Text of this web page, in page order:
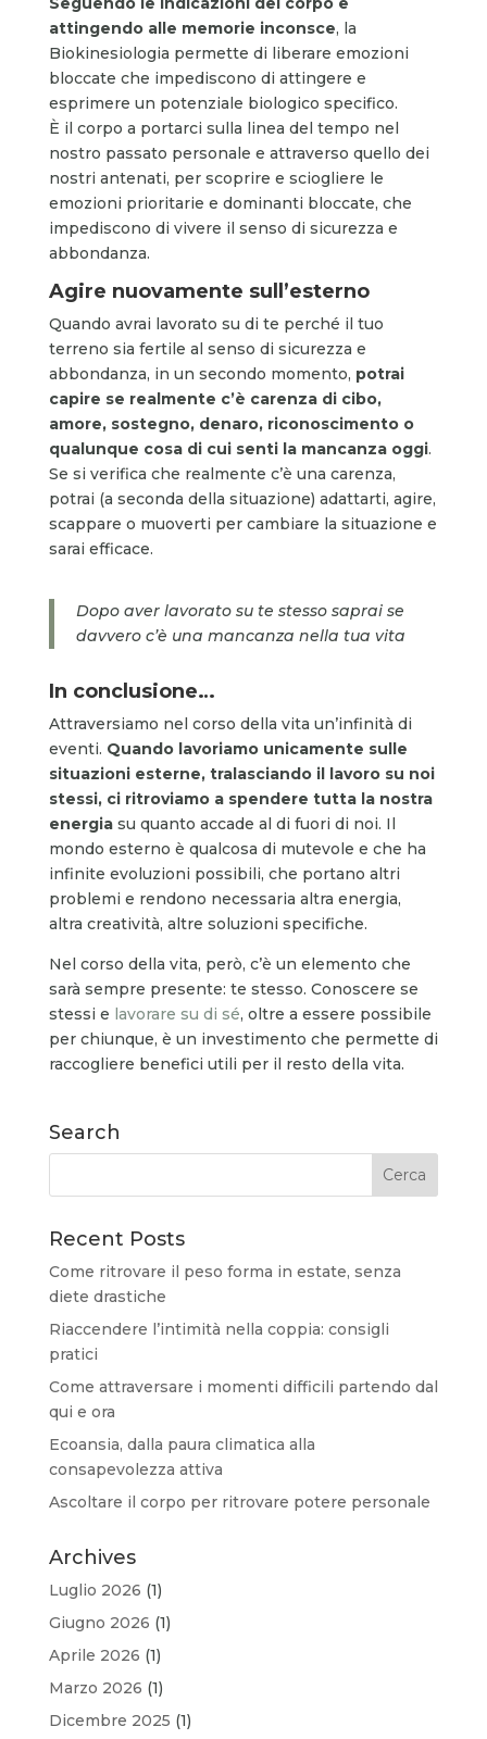
attingendo alle memorie inconsce, la
Biokinesiologia permette di liberare emozioni
bloccate che impediscono di attingere e
esprimere un potenziale biologico specifico.
È il corpo a portarci sulla linea del tempo nel
nostro passato personale e attraverso quello dei
nostri antenati, per scoprire e sciogliere le
emozioni prioritarie e dominanti bloccate, che
impediscono di vivere il senso di sicurezza e
abbondanza.
Agire nuovamente sull’esterno
Quando avrai lavorato su di te perché il tuo
terreno sia fertile al senso di sicurezza e
abbondanza, in un secondo momento, potrai
capire se realmente c’è carenza di cibo,
amore, sostegno, denaro, riconoscimento o
qualunque cosa di cui senti la mancanza oggi.
Se si verifica che realmente c’è una carenza,
potrai (a seconda della situazione) adattarti, agire,
scappare o muoverti per cambiare la situazione e
sarai efficace.
Dopo aver lavorato su te stesso saprai se
davvero c’è una mancanza nella tua vita
In conclusione…
Attraversiamo nel corso della vita un’infinità di
eventi. Quando lavoriamo unicamente sulle
situazioni esterne, tralasciando il lavoro su noi
stessi, ci ritroviamo a spendere tutta la nostra
energiasu quanto accade al di fuori di noi. Il
mondo esterno è qualcosa di mutevole e che ha
infinite evoluzioni possibili, che portano altri
problemi e rendono necessaria altra energia,
altra creatività, altre soluzioni specifiche.
Nel corso della vita, però, c’è un elemento che
sarà sempre presente: te stesso. Conoscere se
stessi e lavorare su di sé, oltre a essere possibile
per chiunque, è un investimento che permette di
raccogliere benefici utili per il resto della vita.
Search
Recent Posts
Come ritrovare il peso forma in estate, senza
diete drastiche
Riaccendere l’intimità nella coppia: consigli
pratici
Come attraversare i momenti difficili partendo dal
qui e ora
Ecoansia, dalla paura climatica alla
consapevolezza attiva
Ascoltare il corpo per ritrovare potere personale
Archives
Luglio 2026 (1)
Giugno 2026 (1)
Aprile 2026 (1)
Marzo 2026 (1)
Dicembre 2025 (1)